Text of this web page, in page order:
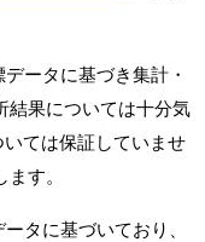
ータに基づき集計・
結果については十分気
ては保証していませ
す。
タに基づいており、